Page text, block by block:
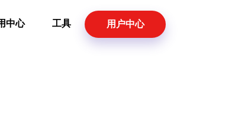
中心 工具 用户中心